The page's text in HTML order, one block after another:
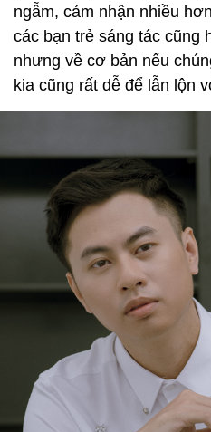
ngẫm, cảm nhận nhiều
các bạn trẻ sáng tác cũng
nhưng về cơ bản nếu
kia cũng rất dễ để lẫn lộn